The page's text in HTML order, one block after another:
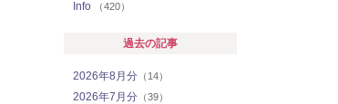
Info （420）
過去の記事
2026年8月分 （14）
2026年7月分 （39）